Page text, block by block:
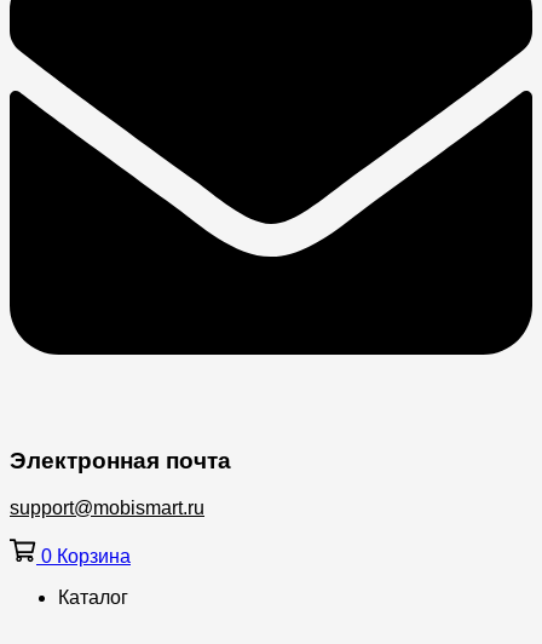
Электронная почта
support@mobismart.ru
0 Корзина
Каталог